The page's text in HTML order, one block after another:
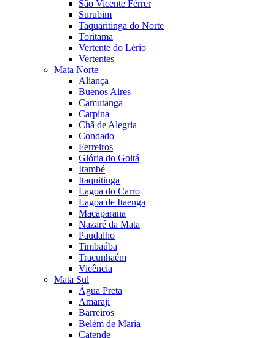
São Vicente Férrer
Surubim
Taquaritinga do Norte
Toritama
Vertente do Lério
Vertentes
Mata Norte
Aliança
Buenos Aires
Camutanga
Carpina
Chã de Alegria
Condado
Ferreiros
Glória do Goitá
Itambé
Itaquitinga
Lagoa do Carro
Lagoa de Itaenga
Macaparana
Nazaré da Mata
Paudalho
Timbaúba
Tracunhaém
Vicência
Mata Sul
Água Preta
Amaraji
Barreiros
Belém de Maria
Catende